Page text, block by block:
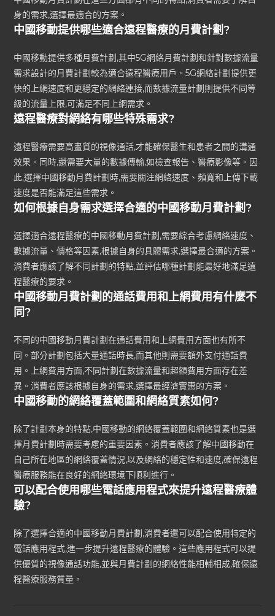
身的需求,選擇最適合的方案。
中國移動提供哪些適合遠程醫療的月費計劃?
中國移動提供多種月費計劃,其中5G網絡月費計劃和針對數據流量
需求設計的月費計劃較為適合遠程醫療用戶。5G網絡計劃提供更
快的上網速度和更穩定的網絡連接,而數據流量計劃則提供不同等
級的流量上限,可滿足不同上網需求。
遠程醫療對網絡有哪些特殊需求?
遠程醫療需要高畫質的視像通話,才能確保醫生和患者之間的溝通
效果。同時,還需要大量的數據傳輸,如檢查報告、醫療影像等。因
此,選擇中國移動月費計劃時,需要關注網絡速度、頻寬和上傳下載
速度是否能滿足這些需求。
如何根據自身需求選擇合適的中國移動月費計劃?
選擇適合遠程醫療的中國移動月費計劃,需要綜合考慮網絡速度、
數據流量、價格等因素,根據自身的具體需求,選擇最合適的方案。
消費者應該了解不同計劃的特點,並評估哪種計劃能最好地滿足遠
程醫療的要求。
中國移動月費計劃的通話費用和上網費用有什麼不
同?
不同的中國移動月費計劃在通話費用和上網費用方面也有所不
同。部分計劃包括大量通話時長,而其他則需要額外支付通話費
用。上網費用方面,不同計劃在數據流量和超額費用方面存在差
異。消費者應該根據自身的需求,選擇最經濟實惠的方案。
中國移動的網絡覆蓋範圍和網絡質素如何?
除了計劃本身的特點,中國移動的網絡覆蓋範圍和網絡質素也是選
擇月費計劃時需要考慮的重要因素。消費者應該了解中國移動在
自己所在地區的網絡覆蓋情況,以及網絡的穩定性和速度,確保遠程
醫療服務能在良好的網絡環境下順利進行。
可以配合使用哪些電話應用程式來提升遠程醫療體
驗?
除了選擇合適的中國移動月費計劃,消費者還可以配合使用特定的
電話應用程式,進一步提升遠程醫療的體驗。這些應用程式可以提
供優質的視像通話功能,並與月費計劃的網絡性能相輔相成,確保遠
程醫療服務質量。